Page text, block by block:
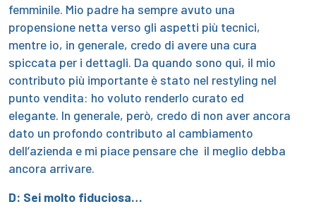
femminile. Mio padre ha sempre avuto una
propensione netta verso gli aspetti più tecnici,
mentre io, in generale, credo di avere una cura
spiccata per i dettagli. Da quando sono qui, il mio
contributo più importante è stato nel restyling nel
punto vendita: ho voluto renderlo curato ed
elegante. In generale, però, credo di non aver ancora
dato un profondo contributo al cambiamento
dell’azienda e mi piace pensare che il meglio debba
ancora arrivare.
D: Sei molto fiduciosa…